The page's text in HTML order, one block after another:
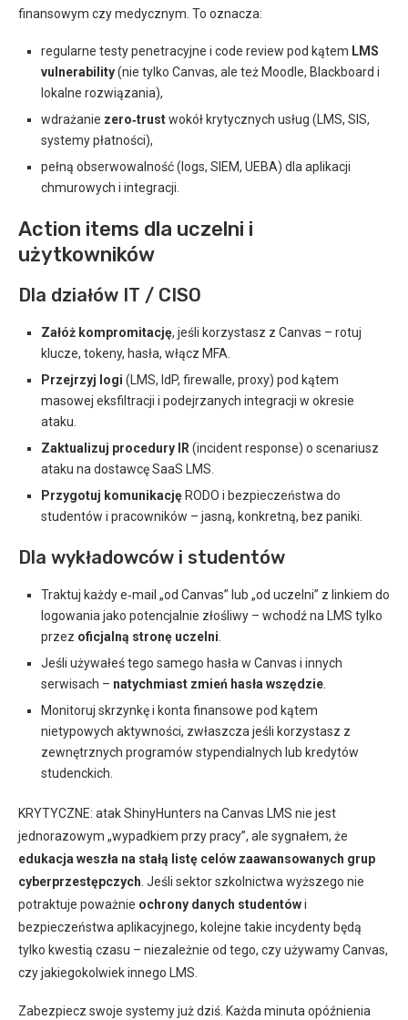
finansowym czy medycznym. To oznacza:
regularne testy penetracyjne i code review pod kątem LMS
vulnerability(nie tylko Canvas, ale też Moodle, Blackboard i
lokalne rozwiązania),
wdrażanie zero‑trustwokół krytycznych usług (LMS, SIS,
systemy płatności),
pełną obserwowalność (logs, SIEM, UEBA) dla aplikacji
chmurowych i integracji.
Action items dla uczelni i
użytkowników
Dla działów IT / CISO
Załóż kompromitację, jeśli korzystasz z Canvas – rotuj
klucze, tokeny, hasła, włącz MFA.
Przejrzyj logi (LMS, IdP, firewalle, proxy) pod kątem
masowej eksfiltracji i podejrzanych integracji w okresie
ataku.
Zaktualizuj procedury IR (incident response) o scenariusz
ataku na dostawcę SaaS LMS.
Przygotuj komunikację RODO i bezpieczeństwa do
studentów i pracowników – jasną, konkretną, bez paniki.
Dla wykładowców i studentów
Traktuj każdy e‑mail „od Canvas” lub „od uczelni” z linkiem do
logowania jako potencjalnie złośliwy – wchodź na LMS tylko
przez oficjalną stronę uczelni
Jeśli używałeś tego samego hasła w Canvas i innych
serwisach – natychmiast zmień hasła wszędzie
Monitoruj skrzynkę i konta finansowe pod kątem
nietypowych aktywności, zwłaszcza jeśli korzystasz z
zewnętrznych programów stypendialnych lub kredytów
studenckich.
KRYTYCZNE: atak ShinyHunters na Canvas LMS nie jest
jednorazowym „wypadkiem przy pracy”, ale sygnałem, że
edukacja weszła na stałą listę celów zaawansowanych grup
cyberprzestępczych . Jeśli sektor szkolnictwa wyższego nie
potraktuje poważnie ochrony danych studentówi
bezpieczeństwa aplikacyjnego, kolejne takie incydenty będą
tylko kwestią czasu – niezależnie od tego, czy używamy Canvas,
czy jakiegokolwiek innego LMS.
Zabezpiecz swoje systemy już dziś. Każda minuta opóźnienia